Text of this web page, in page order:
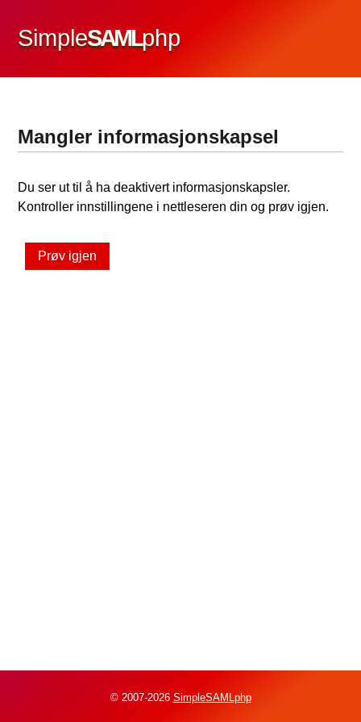
SimpleSAMLphp
Mangler informasjonskapsel
Du ser ut til å ha deaktivert informasjonskapsler.
Kontroller innstillingene i nettleseren din og prøv igjen.
Prøv igjen
© 2007-2026 SimpleSAMLphp